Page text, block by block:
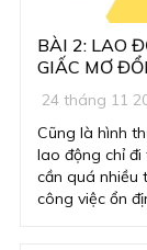
BÀI 2: LAO
GIẤC MƠ
24 tháng 11
Cũng là hình
lao động chỉ
cần quá nhiều
công việc ổn